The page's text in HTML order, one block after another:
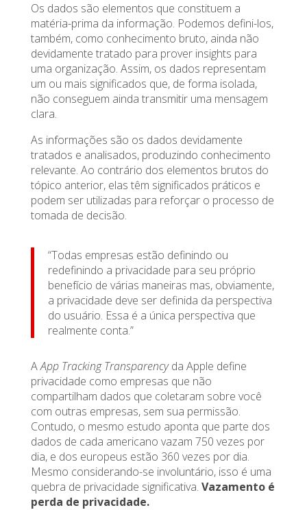
Os dados são elementos que constituem a
matéria-prima da informação. Podemos defini-los,
também, como conhecimento bruto, ainda não
devidamente tratado para prover insights para
uma organização. Assim, os dados representam
um ou mais significados que, de forma isolada,
não conseguem ainda transmitir uma mensagem
clara.
As informações são os dados devidamente
tratados e analisados, produzindo conhecimento
relevante. Ao contrário dos elementos brutos do
tópico anterior, elas têm significados práticos e
podem ser utilizadas para reforçar o processo de
tomada de decisão.
“Todas empresas estão definindo ou
redefinindo a privacidade para seu próprio
benefício de várias maneiras mas, obviamente,
a privacidade deve ser definida da perspectiva
do usuário. Essa é a única perspectiva que
realmente conta.”
AApp Tracking Transparencyda Apple define
privacidade como empresas que não
compartilham dados que coletaram sobre você
com outras empresas, sem sua permissão.
Contudo, o mesmo estudo aponta que parte dos
dados de cada americano vazam 750 vezes por
dia, e dos europeus estão 360 vezes por dia.
Mesmo considerando-se involuntário, isso é uma
quebra de privacidade significativa. Vazamento é
perda de privacidade.